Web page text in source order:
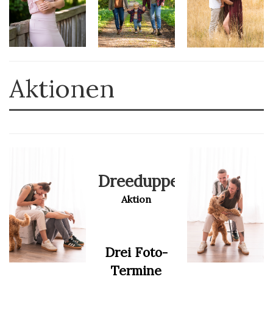
Aktionen
Dreeduppelt
Aktion
Drei Foto-
Termine